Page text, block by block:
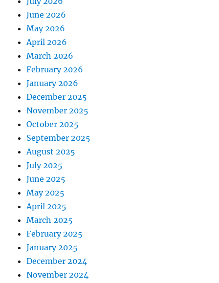
June 2026
May 2026
April 2026
March 2026
February 2026
January 2026
December 2025
November 2025
October 2025
September 2025
August 2025
July 2025
June 2025
May 2025
April 2025
March 2025
February 2025
January 2025
December 2024
November 2024